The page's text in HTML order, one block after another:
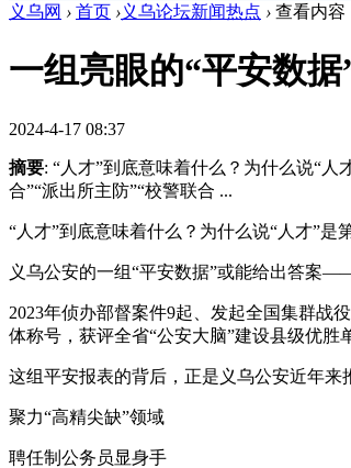
义乌网 › 首页 ›义乌论坛新闻热点 › 查看内容
一组亮眼的“平安数
2024-4-17 08:37
摘要: “人才”到底意味着什么？为什么说“
合”“派出所主防”“校警联合 ...
“人才”到底意味着什么？为什么说“人才”是
义乌公安的一组“平安数据”或能给出答案
2023年侦办部督案件9起、发起全国集群战
体称号，获评全省“公安大脑”建设县级优
这组平安报表的背后，正是义乌公安近年来
聚力“高精尖缺”领域
聘任制公务员显身手